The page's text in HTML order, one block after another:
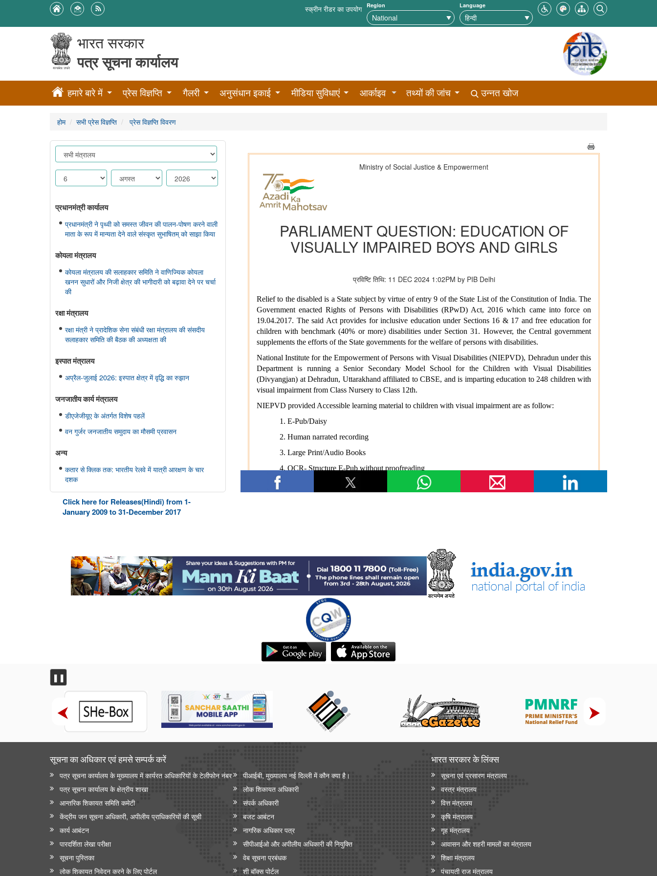
स्क्रीन रीडर का उपयोग Region Language
भारत सरकार
पत्र सूचना कार्यालय
हमारे बारे में प्रेस विज्ञप्ति गैलरी अनुसंधान इकाई मीडिया सुविधाएं आर्काइव तथ्यों की जांच उन्नत खोज
होम सभी प्रेस विज्ञप्ति प्रेस विज्ञप्ति विवरण
प्रधानमंत्री कार्यालय
प्रधानमंत्री ने पृथ्वी को समस्त जीवन की पालन-पोषण करने वाली
माता के रूप में मान्यता देने वाले संस्कृत सुभाषितम् को साझा किया
कोयला मंत्रालय
कोयला मंत्रालय की सलाहकार समिति ने वाणिज्यिक कोयला
खनन सुधारों और निजी क्षेत्र की भागीदारी को बढ़ावा देने पर चर्चा
की
रक्षा मंत्रालय
रक्षा मंत्री ने प्रादेशिक सेना संबंधी रक्षा मंत्रालय की संसदीय
सलाहकार समिति की बैठक की अध्यक्षता की
इस्‍पात मंत्रालय
अप्रैल-जुलाई 2026: इस्पात क्षेत्र में वृद्धि का रुझान
जनजातीय कार्य मंत्रालय
डीएजेजीयूए के अंतर्गत विशेष पहलें
वन गुर्जर जनजातीय समुदाय का मौसमी प्रवासन
अन्य
कतार से क्लिक तक: भारतीय रेलवे में यात्री आरक्षण के चार
दशक
राष्ट्रीय हथकरघा दिवस 2026
राष्ट्रीय मानव अधिकार आयोग
राष्ट्रीय मानवाधिकार आयोग (एनएचआरसी) ने हरियाणा में अंबाला
जिले के शाहजादपुर में दूषित पेयजल के सेवन से पीलिया के कारण
एक लड़की की मृत्यु का स्वतः संज्ञान लिया है
Click here for Releases(Hindi) from 1-
January 2009 to 31-December 2017
❚❚
सूचना का अधिकार एवं हमसे सम्‍पर्क करें
पत्र सूचना कार्यालय के मुख्यालय में कार्यरत अधिकारियों के टेलीफोन नंबर
पीआईबी, मुख्यालय नई दिल्ली में कौन क्या है।
पत्र सूचना कार्यालय के क्षेत्रीय शाखा
लोक शिकायत अधिकारी
आन्‍तरिक शिकायत समिति कमेटी
संपर्क अधिकारी
केंद्रीय जन सूचना अधिकारी, अपीलीय प्राधिकारियों की सूची
बजट आबंटन
कार्य आबंटन
नागरिक अधिकार पत्र
पारदर्शिता लेखा परीक्षा
सीपीआईओ और अपी‍लीय अधिकारी की नियुक्ति
सूचना पुस्तिका
वेब सूचना प्रबंधक
लोक शिकायत निवेदन करने के लिए पोर्टल
शी बॉक्स पोर्टल
भारत सरकार के लिंक्‍स
सूचना एवं प्रसारण मंत्रालय
वस्त्र मंत्रालय
वित्त मंत्रालय
कृषि मंत्रालय
गृह मंत्रालय
आवासन और शहरी मामलों का मंत्रालय
शिक्षा मंत्रालय
पंचायती राज मंत्रालय